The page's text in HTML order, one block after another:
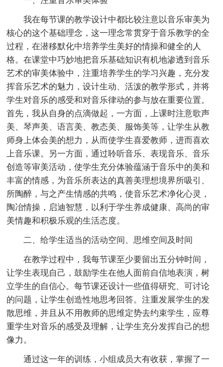
我在每节课的教学设计中都比较注意以音乐审美为
核心的这个基础理念，这一理念常贯穿于音乐教学的全
过程，在潜移默化中培养学生美好的情操和健全的人
格。在课堂中巧妙地把音乐基础知识有机地渗透到音乐
艺术的审美体验中，注重培养学生的学习兴趣，充分发
挥音乐艺术的魅力，设计生动、活泼的教学形式，并将
学生对音乐的感受和对音乐律动的参与放在重要位置。
首先，我从自身的点滴做起，一方面，上课时注意歌声
美、琴声美、语言美、教态美、服饰美等，让学生从教
师身上体会美的想力，从而使学生喜爱教师，进而喜欢
上音乐课。另一方面，通过聆听音乐、表现音乐、音乐
创造等审美活动，使学生充分体验蕴涵于音乐中的美和
丰富的情感，为音乐所表达的真善美理想境界所吸引、
所陶醉，与之产生情感的共鸣，使音乐艺术净化心灵，
陶冶情操，启迪智慧，以利于学生养成健康、高尚的审
美情趣和积极乐观的生活态度。
二、给学生适当的活动空间、思维空间及时间
在教学过程中，我每节课至少要留出五分钟时间，
让学生表现自己，鼓励学生在他人面前自信地表演，树
立学生的自信心。每节课还设计一些值得研究、可讨论
的问题，让学生创造性地思考回答。注重发展学生的发
散思维，并且从不用教师的思维定势去约束学生，应尊
重学生对音乐的感受及理解，让学生充分发挥自己的想
像力。
通过这一年的训练，小组成员大有收获，掌握了一